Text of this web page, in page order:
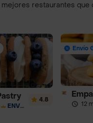
restaurantes que
ENVÍO GRATIS
4.8
Envío
12